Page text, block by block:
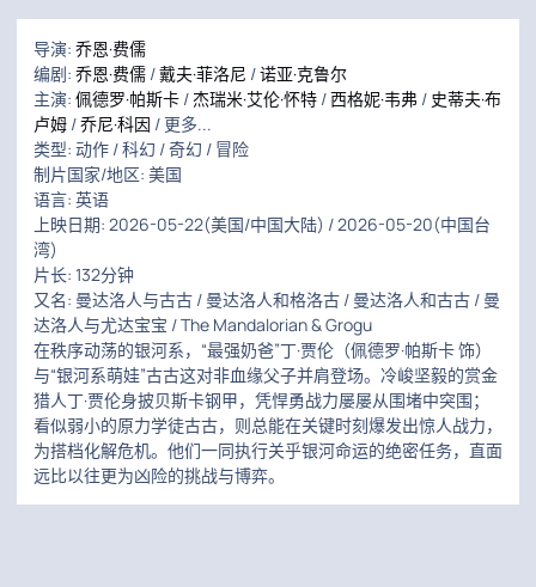
导演: 乔恩·费儒
编剧: 乔恩·费儒 /戴夫·菲洛尼 /诺亚·克鲁尔
主演: 佩德罗·帕斯卡 / 杰瑞米·艾伦·怀特 /西格妮·韦弗 / 史蒂夫·布
卢姆 /乔尼·科因 / 更多...
类型: 动作 / 科幻 / 奇幻 / 冒险
制片国家/地区: 美国
语言: 英语
上映日期: 2026-05-22(美国/中国大陆) / 2026-05-20(中国台
湾)
片长: 132分钟
又名: 曼达洛人与古古 / 曼达洛人和格洛古 / 曼达洛人和古古 / 曼
达洛人与尤达宝宝 / The Mandalorian & Grogu
在秩序动荡的银河系，“最强奶爸”丁·贾伦（佩德罗·帕斯卡 饰）
与“银河系萌娃”古古这对非血缘父子并肩登场。冷峻坚毅的赏金
猎人丁·贾伦身披贝斯卡钢甲，凭悍勇战力屡屡从围堵中突围；
看似弱小的原力学徒古古，则总能在关键时刻爆发出惊人战力，
为搭档化解危机。他们一同执行关乎银河命运的绝密任务，直面
远比以往更为凶险的挑战与博弈。